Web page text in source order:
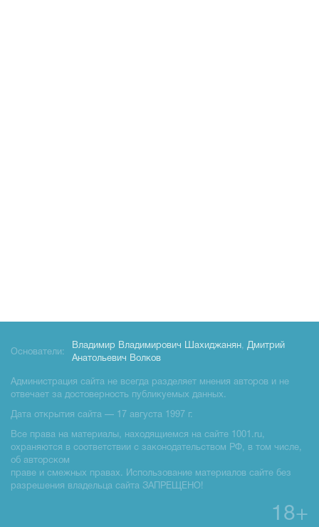
Основатели:
Владимир Владимирович Шахиджанян, Дмитрий
Анатольевич Волков
Администрация сайта не всегда разделяет мнения авторов и не
отвечает за достоверность публикуемых данных.
Дата открытия сайта — 17 августа 1997 г.
Все права на материалы, находящиемся на сайте 1001.ru,
охраняются в соответствии с законодательством РФ, в том числе,
об авторском
праве и смежных правах. Использование материалов сайте без
разрешения владельца сайта ЗАПРЕЩЕНО!
18+